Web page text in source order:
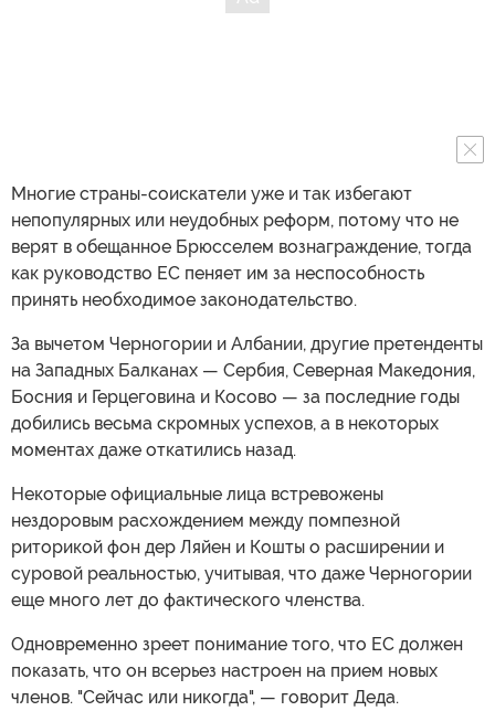
Многие страны-соискатели уже и так избегают
непопулярных или неудобных реформ, потому что не
верят в обещанное Брюсселем вознаграждение, тогда
как руководство ЕС пеняет им за неспособность
принять необходимое законодательство.
За вычетом Черногории и Албании, другие претенденты
на Западных Балканах — Сербия, Северная Македония,
Босния и Герцеговина и Косово — за последние годы
добились весьма скромных успехов, а в некоторых
моментах даже откатились назад.
Некоторые официальные лица встревожены
нездоровым расхождением между помпезной
риторикой фон дер Ляйен и Кошты о расширении и
суровой реальностью, учитывая, что даже Черногории
еще много лет до фактического членства.
Одновременно зреет понимание того, что ЕС должен
показать, что он всерьез настроен на прием новых
членов. "Сейчас или никогда", — говорит Деда.